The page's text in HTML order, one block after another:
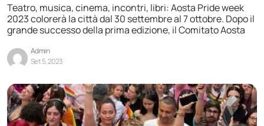
Teatro, musica, cinema, incontri, libri: Aosta Pride week
2023 colorerà la città dal 30 settembre al 7 ottobre. Dopo il
grande successo della prima edizione, il Comitato Aosta
Admin
Set 5, 2023